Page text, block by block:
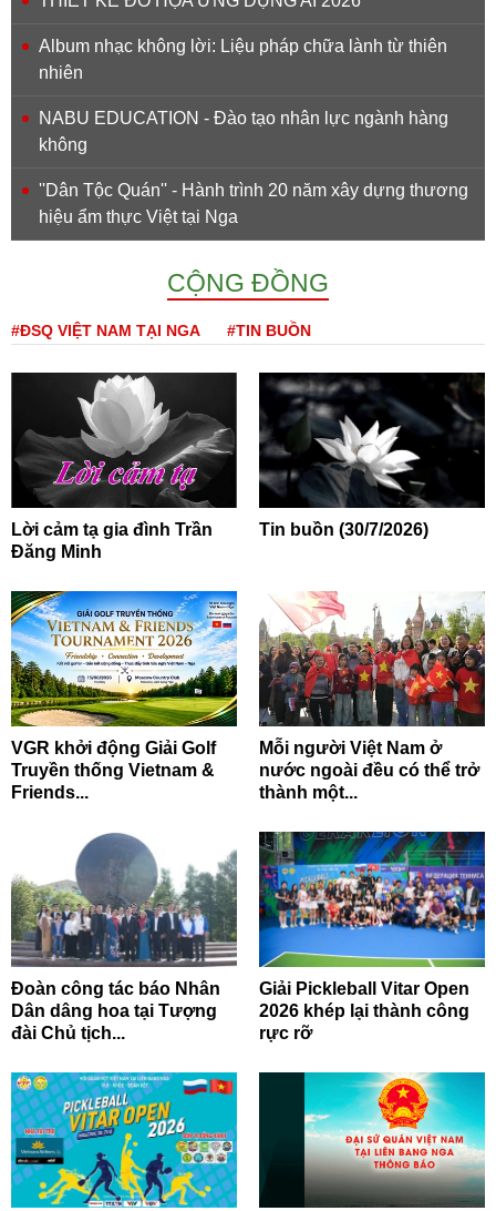
Album nhạc không lời: Liệu pháp chữa lành từ thiên
nhiên
NABU EDUCATION - Đào tạo nhân lực ngành hàng
không
''Dân Tộc Quán'' - Hành trình 20 năm xây dựng thương
hiệu ẩm thực Việt tại Nga
CỘNG ĐỒNG
#ĐSQ VIỆT NAM TẠI NGA #TIN BUỒN
Lời cảm tạ gia đình Trần
Đăng Minh
Tin buồn (30/7/2026)
VGR khởi động Giải Golf
Truyền thống Vietnam &
Friends...
Mỗi người Việt Nam ở
nước ngoài đều có thể trở
thành một...
Đoàn công tác báo Nhân
Dân dâng hoa tại Tượng
đài Chủ tịch...
Giải Pickleball Vitar Open
2026 khép lại thành công
rực rỡ